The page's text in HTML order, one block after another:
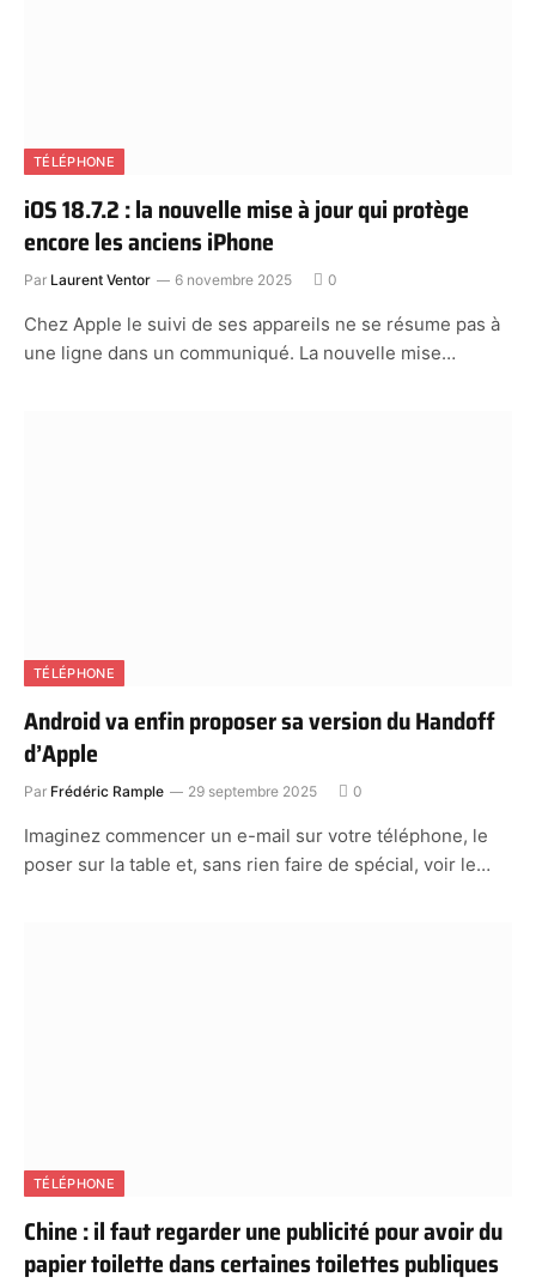
TÉLÉPHONE
iOS 18.7.2 : la nouvelle mise à jour qui protège
encore les anciens iPhone
Par Laurent Ventor 6 novembre 2025 0
Chez Apple le suivi de ses appareils ne se résume pas à
une ligne dans un communiqué. La nouvelle mise…
TÉLÉPHONE
Android va enfin proposer sa version du Handoff
d’Apple
Par Frédéric Rample 29 septembre 2025 0
Imaginez commencer un e-mail sur votre téléphone, le
poser sur la table et, sans rien faire de spécial, voir le…
TÉLÉPHONE
Chine : il faut regarder une publicité pour avoir du
papier toilette dans certaines toilettes publiques